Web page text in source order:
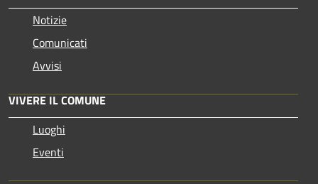
Notizie
Comunicati
Avvisi
VIVERE IL COMUNE
Luoghi
Eventi